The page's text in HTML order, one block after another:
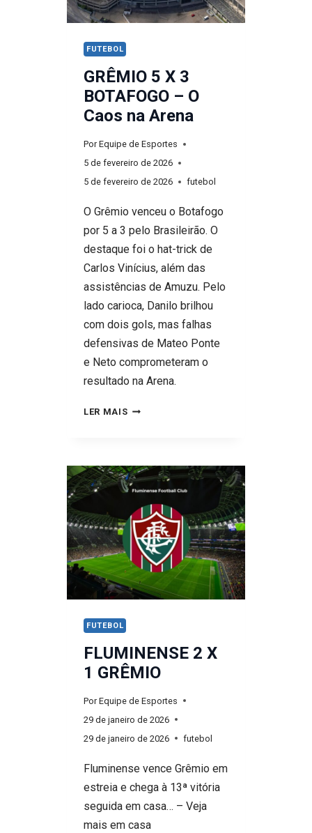
O
GAÚCHO
SÃO
JANUÁRIO
E
FUTEBOL
GRÊMIO 5 X 3
BOTAFOGO – O
Caos na Arena
Por Equipe de Esportes
5 de fevereiro de 2026
5 de fevereiro de 2026
futebol
O Grêmio venceu o Botafogo
por 5 a 3 pelo Brasileirão. O
destaque foi o hat-trick de
Carlos Vinícius, além das
assistências de Amuzu. Pelo
lado carioca, Danilo brilhou
com dois gols, mas falhas
defensivas de Mateo Ponte
e Neto comprometeram o
resultado na Arena.
LER MAISGRÊMIO
3
BOTAFOGO –
CAOS
NA
ARENA
FUTEBOL
FLUMINENSE 2 X
1 GRÊMIO
Por Equipe de Esportes
29 de janeiro de 2026
29 de janeiro de 2026
futebol
Fluminense vence Grêmio em
estreia e chega à 13ª vitória
seguida em casa… – Veja
mais em casa